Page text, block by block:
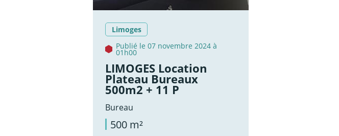
Limoges
Publié le 07 novembre 2024 à
01h00
LIMOGES Location
Plateau Bureaux
500m2 + 11 P
Bureau
500 m²